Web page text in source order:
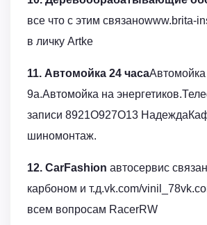
все что с этим связаноwww.brita-
в личку Artke
11. Автомойка 24 часа
9а.Автомойка на
записи 8921О927О13
шиномонтаж.
12. CarFashion автосервис
карбоном и т.д.vk.com/
всем вопросам RacerRW